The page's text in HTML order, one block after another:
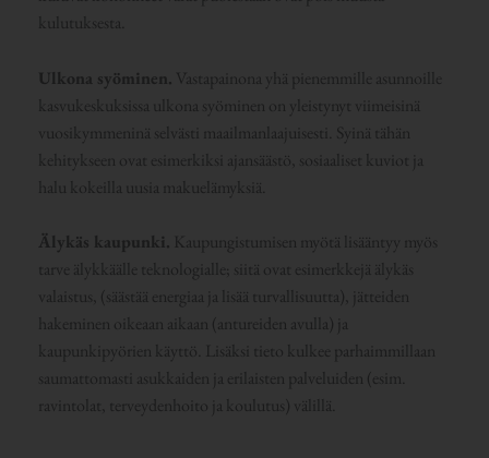
kulutuksesta.
Ulkona syöminen. Vastapainona yhä pienemmille asunnoille
kasvukeskuksissa ulkona syöminen on yleistynyt viimeisinä
vuosikymmeninä selvästi maailmanlaajuisesti. Syinä tähän
kehitykseen ovat esimerkiksi ajansäästö, sosiaaliset kuviot ja
halu kokeilla uusia makuelämyksiä.
Älykäs kaupunki. Kaupungistumisen myötä lisääntyy myös
tarve älykkäälle teknologialle; siitä ovat esimerkkejä älykäs
valaistus, (säästää energiaa ja lisää turvallisuutta), jätteiden
hakeminen oikeaan aikaan (antureiden avulla) ja
kaupunkipyörien käyttö. Lisäksi tieto kulkee parhaimmillaan
saumattomasti asukkaiden ja erilaisten palveluiden (esim.
ravintolat, terveydenhoito ja koulutus) välillä.